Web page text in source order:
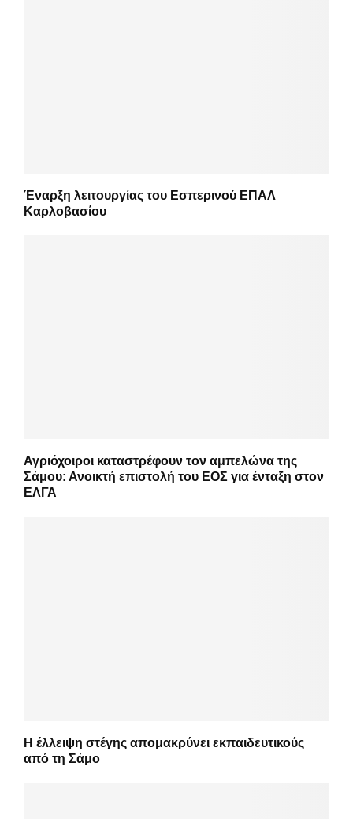
Έναρξη λειτουργίας του Εσπερινού ΕΠΑΛ
Καρλοβασίου
Αγριόχοιροι καταστρέφουν τον αμπελώνα της
Σάμου: Ανοικτή επιστολή του ΕΟΣ για ένταξη στον
ΕΛΓΑ
Η έλλειψη στέγης απομακρύνει εκπαιδευτικούς
από τη Σάμο